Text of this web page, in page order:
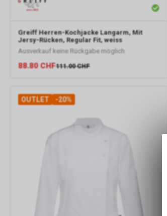
Greiff Herren-Kochjacke Langarm, Mit
Jersy-Rücken, Regular Fit, weiss
Ausverkauf keine Rückgabe möglich
88.80 CHF111.00 CHF
OUTLET -20%